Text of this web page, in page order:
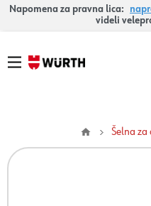
Napomena za pravna lica:
videli
Šelna za